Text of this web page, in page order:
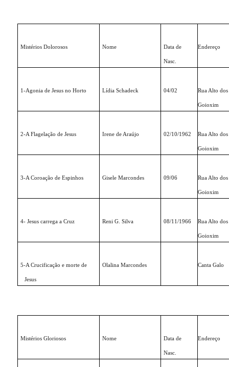
Mistérios Dolorosos Nome Data de
Nasc.
Endereço
1-Agonia de Jesus no Horto Lídia Schadeck 04/02 Rua Alto
Goioxim
2-A Flagelação de Jesus Irene de Araújo 02/10/1962 Rua Alto
Goioxim
3-A Coroação de Espinhos Gisele Marcondes 09/06 Rua Alto
Goioxim
4- Jesus carrega a Cruz Reni G. Silva 08/11/1966 Rua Alto
Goioxim
5-A Crucificação e morte de
Jesus
Olalina Marcondes Canta Galo
Mistérios Gloriosos Nome Data de
Nasc.
Endereço